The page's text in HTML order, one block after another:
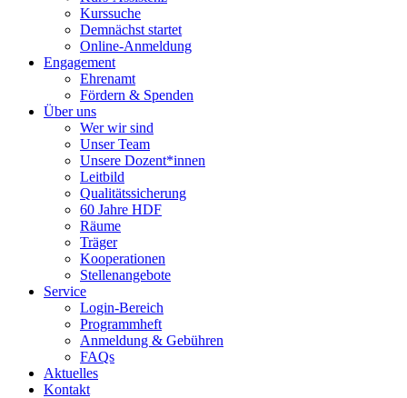
Kurssuche
Demnächst startet
Online-Anmeldung
Engagement
Ehrenamt
Fördern & Spenden
Über uns
Wer wir sind
Unser Team
Unsere Dozent*innen
Leitbild
Qualitätssicherung
60 Jahre HDF
Räume
Träger
Kooperationen
Stellenangebote
Service
Login-Bereich
Programmheft
Anmeldung & Gebühren
FAQs
Aktuelles
Kontakt